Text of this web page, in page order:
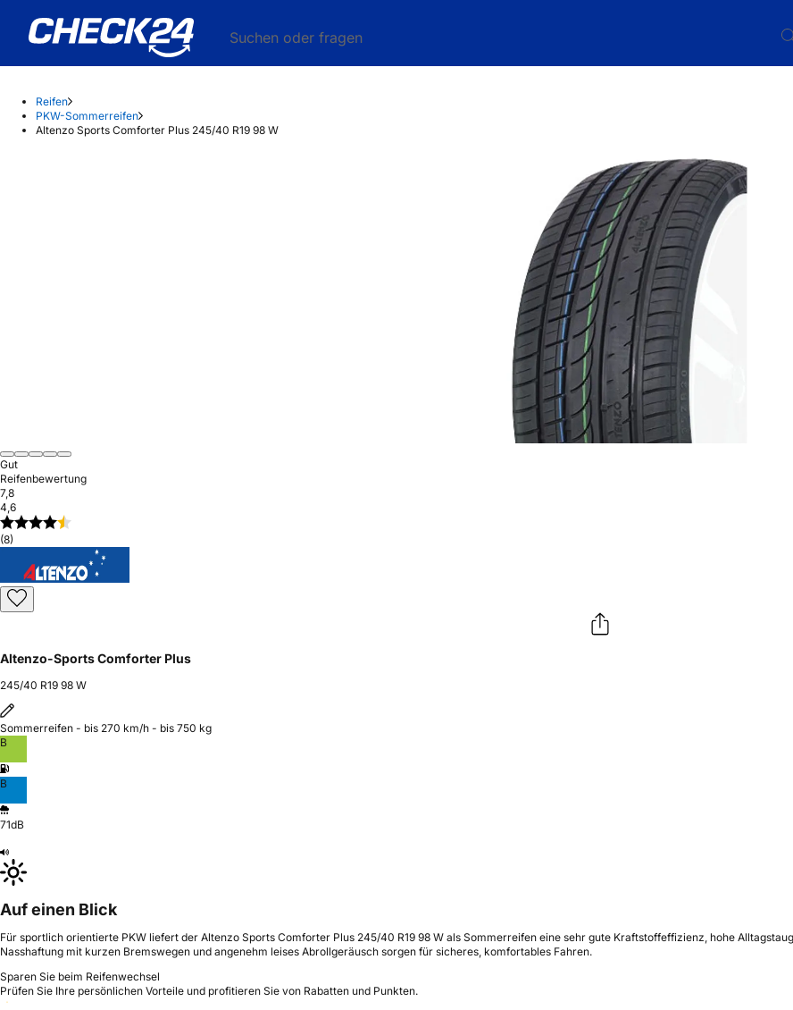
Suchen oder fragen
Reifen
PKW-Sommerreifen
Altenzo Sports Comforter Plus 245/40 R19 98 W
Gut
Reifenbewertung
7,8
4,6
(8)
Altenzo-Sports Comforter Plus
245/40 R19 98 W
Sommerreifen - bis 270 km/h - bis 750 kg
B
B
71dB
Auf einen Blick
Für sportlich orientierte PKW liefert der Altenzo Sports Comforter Plus 245/40 R19 98 W als Sommerreifen eine sehr gute Kraftstoffeffizienz, hohe
Nasshaftung mit kurzen Bremswegen und angenehm leises Abrollgeräusch sorgen für sicheres, komfortables Fahren.
Sparen Sie beim Reifenwechsel
Prüfen Sie Ihre persönlichen Vorteile und profitieren Sie von Rabatten und Punkten.